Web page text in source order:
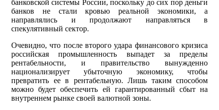
банковской системы России, поскольку до сих пор деньги
банков не стали кровью реальной экономики, а
направлялись и продолжают направляться в
спекулятивный сектор.
Очевидно, что после второго удара финансового кризиса
российская промышленность выпадет за пределы
рентабельности, и правительство вынужденно
национализирует убыточную экономику, чтобы
превратить ее в рентабельную. Лишь таким способом
можно будет обеспечить ей гарантированный сбыт на
внутреннем рынке своей валютной зоны.